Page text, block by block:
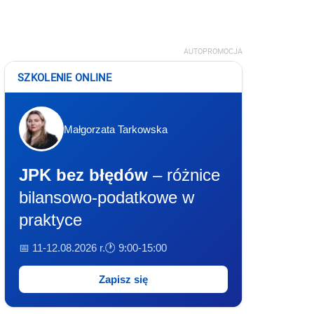
AUTOPROMOCJA
SZKOLENIE ONLINE
Małgorzata Tarkowska
JPK bez błędów – różnice
bilansowo-podatkowe w
praktyce
📅 11-12.08.2026 r.🕐 9:00-15:00
Zapisz się